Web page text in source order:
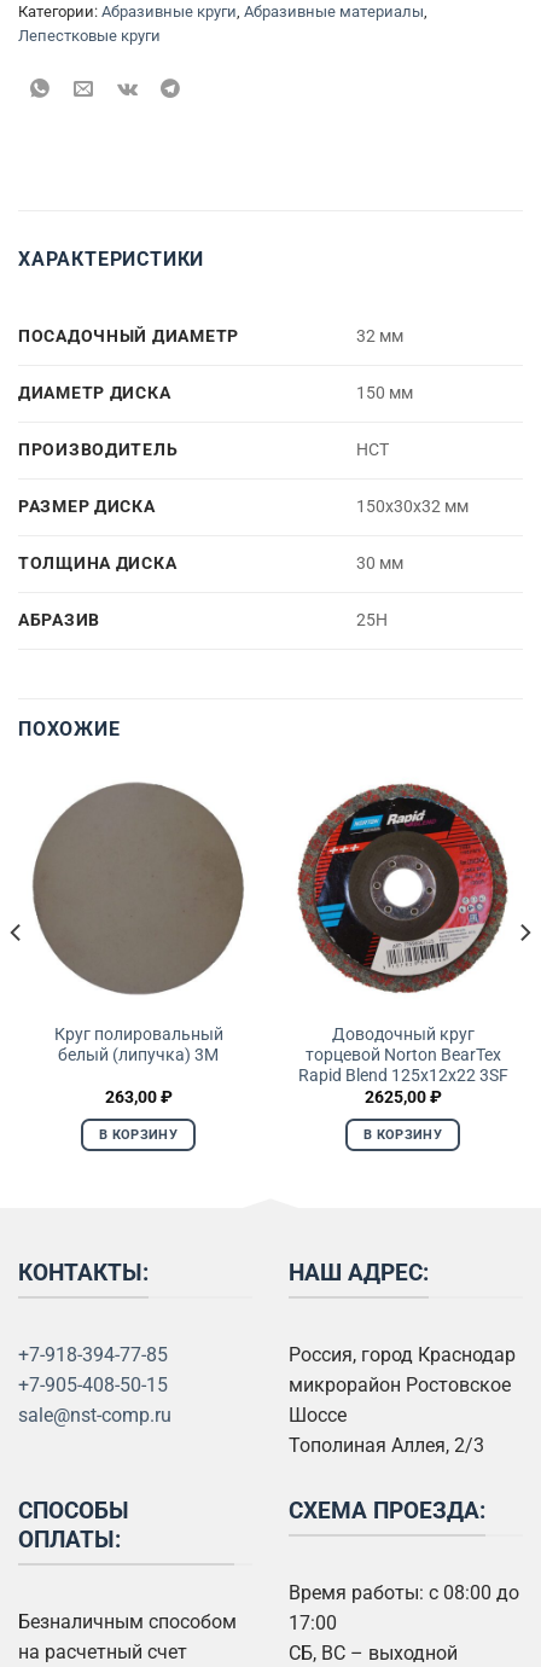
Категории: Абразивные круги Абразивные материалы
Лепестковые круги
ХАРАКТЕРИСТИКИ
ПОСАДОЧНЫЙ ДИАМЕТР 32 мм
ДИАМЕТР ДИСКА 150 мм
ПРОИЗВОДИТЕЛЬ НСТ
РАЗМЕР ДИСКА 150х30х32 мм
ТОЛЩИНА ДИСКА 30 мм
АБРАЗИВ 25H
ПОХОЖИЕ
Круг полировальный
белый (липучка) 3М
263,00₽
В КОРЗИНУ
Доводочный круг
торцевой Norton BearTex
Rapid Blend 125х12х22 3SF
2625,00₽
В КОРЗИНУ
КОНТАКТЫ:
+7-918-394-77-85
+7-905-408-50-15
sale@nst-comp.ru
НАШ АДРЕС:
Россия, город Краснодар
микрорайон Ростовское
Шоссе
Тополиная Аллея, 2/3
СПОСОБЫ
ОПЛАТЫ:
Безналичным способом
на расчетный счет
СХЕМА ПРОЕЗДА:
Время работы: с 08:00 до
17:00
СБ, ВС – выходной